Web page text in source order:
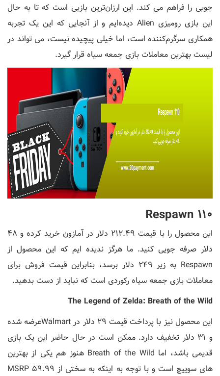
جویی را فراهم می کند. این ارزان‌ترین بازیی است که تا به حال
این بازی رومیزی Alien دیده‌ایم و از آنجایی که این یک تجربه
همکاری سرگرم‌کننده است، اما خیلی پیچیده نیست، می تواند در
لیست بهترین معاملات بازی جمعه سیاه قرار گیرد.
Respawn 110
این محصول را با قیمت 212.49 دلار در آمازون خرید کرده و 48
دلار صرفه جویی کنید. ما هرگز ندیده ایم که این محصول از
Respawn به زیر 249 دلار برسد، بنابراین قیمت فروش برای
معاملات بازی جمعه سیاه رکوردی است که نباید از دست بدهید.
The Legend of Zelda: Breath of the Wild
این محصول نیز با پرداخت قیمت 29 دلار در Walmartعرضه شده
و 31 دلار تخفیف دارد. ممکن است در حال حاضر این یک بازی
قدیمی باشد، اما Breath of the Wild هنوز هم یکی از بهترین
های سوییچ است و با توجه به اینکه به سختی از MSRP 59.99